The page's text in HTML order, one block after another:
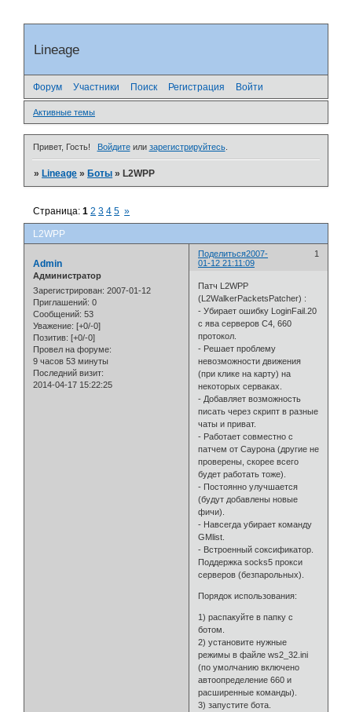
Lineage
Форум Участники Поиск Регистрация Войти
Активные темы
Привет, Гость! Войдитеили зарегистрируйтесь.
»Lineage »Боты »L2WPP
L2WPP
Страница:1 2 3 4 5 »
Поделиться 1
2007-
01-12 21:11:09
Admin
Администратор
Зарегистрирован: 2007-01-12
Приглашений: 0
Сообщений: 53
Уважение: [+0/-0]
Позитив: [+0/-0]
Провел на форуме:
9 часов 53 минуты
Последний визит:
2014-04-17 15:22:25
Патч L2WPP
(L2WalkerPacketsPatcher) :
- Убирает ошибку LoginFail.20
с ява серверов C4, 660
протокол.
- Решает проблему
невозможности движения
(при клике на карту) на
некоторых серваках.
- Добавляет возможность
писать через скрипт в разные
чаты и приват.
- Работает совместно с
патчем от Саурона (другие не
проверены, скорее всего
будет работать тоже).
- Постоянно улучшается
(будут добавлены новые
фичи).
- Навсегда убирает команду
GMlist.
- Встроенный соксификатор.
Поддержка socks5 прокси
серверов (безпарольных).
Порядок использования:
1) распакуйте в папку с
ботом.
2) установите нужные
режимы в файле ws2_32.ini
(по умолчанию включено
автоопределение 660 и
расширенные команды).
3) запустите бота.